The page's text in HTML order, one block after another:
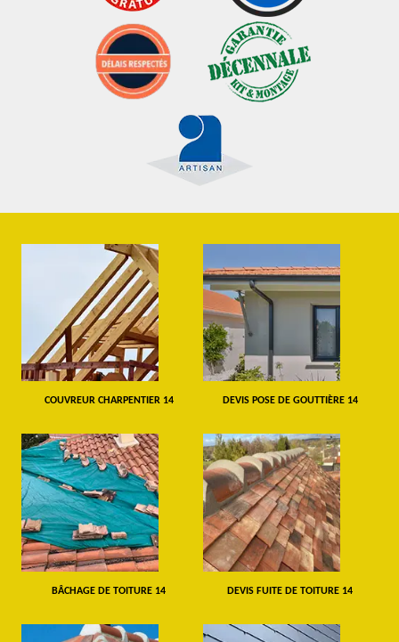
COUVREUR CHARPENTIER 14 DEVIS POSE DE GOUTTIÈRE 14
BÂCHAGE DE TOITURE 14 DEVIS FUITE DE TOITURE 14